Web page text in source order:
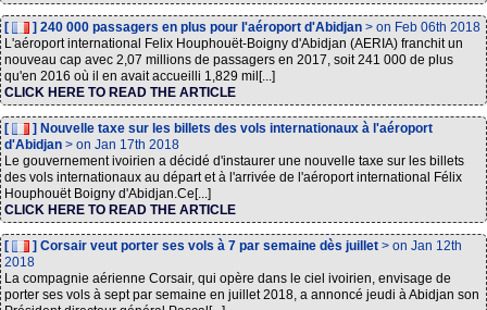
[ ] 240 000 passagers en plus pour l'aéroport d'Abidjan > on Feb 06th 2018
L'aéroport international Felix Houphouët-Boigny d'Abidjan (AERIA) franchit un
nouveau cap avec 2,07 millions de passagers en 2017, soit 241 000 de plus
qu'en 2016 où il en avait accueilli 1,829 mil[...]
CLICK HERE TO READ THE ARTICLE
[
] Nouvelle taxe sur les billets des vols internationaux à l'aéroport
d'Abidjan > on Jan 17th 2018
Le gouvernement ivoirien a décidé d'instaurer une nouvelle taxe sur les billets
des vols internationaux au départ et à l'arrivée de l'aéroport international Félix
Houphouët Boigny d'Abidjan.Ce[...]
CLICK HERE TO READ THE ARTICLE
[ ] Corsair veut porter ses vols à 7 par semaine dès juillet > on Jan 12th
2018
La compagnie aérienne Corsair, qui opère dans le ciel ivoirien, envisage de
porter ses vols à sept par semaine en juillet 2018, a annoncé jeudi à Abidjan son